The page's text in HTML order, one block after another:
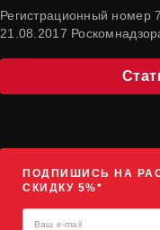
Регистрационный номер
21.08.2017
ПОДПИШИСЬ НА
СКИДКУ 5%*